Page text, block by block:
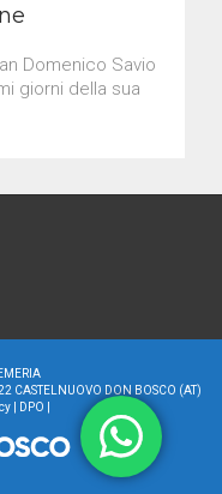
Domenico Savio
giorni della sua
CASTELNUOVO DON BOSCO (AT)
DPO